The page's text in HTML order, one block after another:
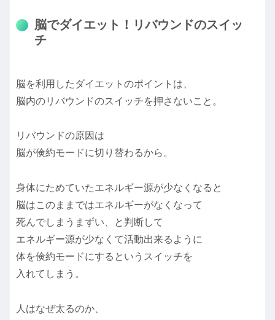
脳でダイエット！リバウンドのスイッ
チ
脳を利用したダイエットのポイントは、
脳内のリバウンドのスイッチを押さないこと。
リバウンドの原因は
脳が倹約モードに切り替わるから。
身体にためていたエネルギー源が少なくなると
脳はこのままではエネルギーがなくなって
死んでしまうまずい、と判断して
エネルギー源が少なくて活動出来るように
体を倹約モードにするというスイッチを
入れてしまう。
人はなぜ太るのか、